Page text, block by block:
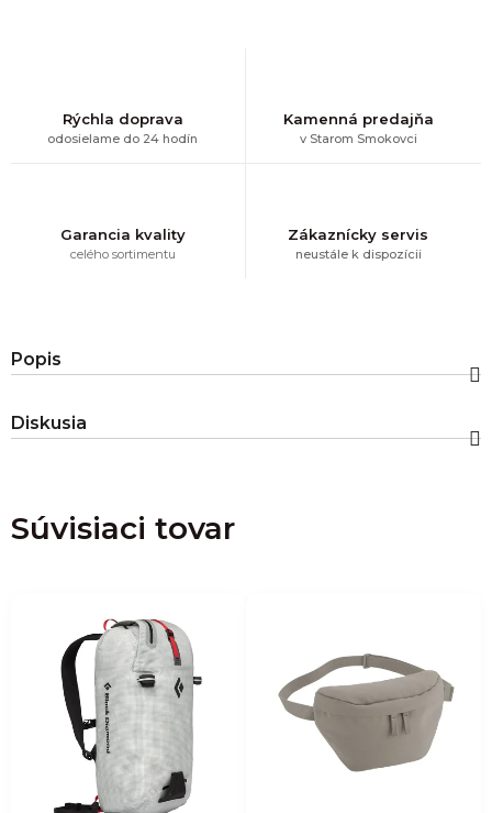
Rýchla doprava
odosielame do 24 hodín
Kamenná predajňa
v Starom Smokovci
Garancia kvality
celého sortimentu
Zákaznícky servis
neustále k dispozícii
Popis
Diskusia
Súvisiaci tovar